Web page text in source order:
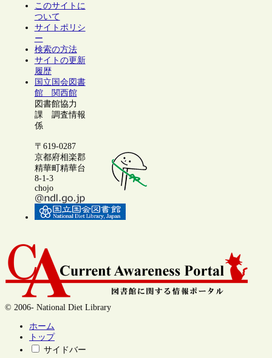
このサイトに
ついて
サイトポリシ
ー
検索の方法
サイトの更新
履歴
国立国会図書
館 関西館
図書館協力
課 調査情報
係
〒619-0287
京都府相楽郡
精華町精華台
8-1-3
chojo
© 2006- National Diet Library
ホーム
トップ
サイドバー